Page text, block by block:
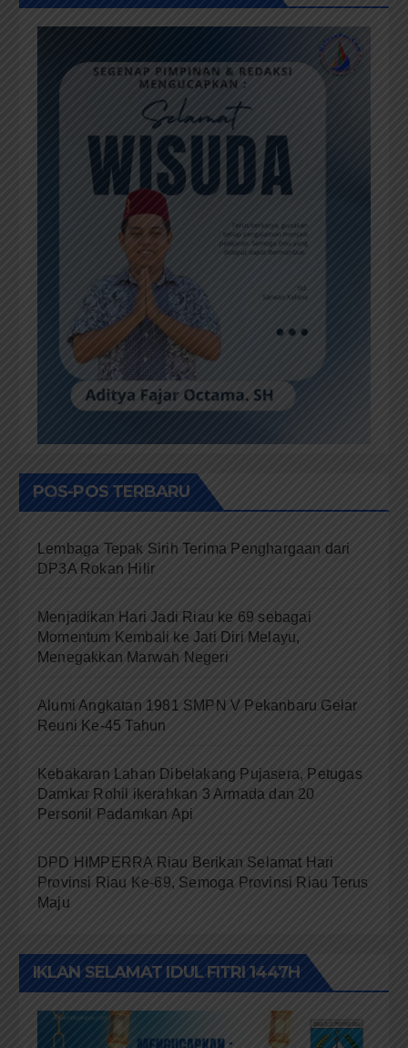
POS-POS TERBARU
Lembaga Tepak Sirih Terima Penghargaan dari
DP3A Rokan Hilir
Menjadikan Hari Jadi Riau ke 69 sebagai
Momentum Kembali ke Jati Diri Melayu,
Menegakkan Marwah Negeri
Alumi Angkatan 1981 SMPN V Pekanbaru Gelar
Reuni Ke-45 Tahun
Kebakaran Lahan Dibelakang Pujasera, Petugas
Damkar Rohil ikerahkan 3 Armada dan 20
Personil Padamkan Api
DPD HIMPERRA Riau Berikan Selamat Hari
Provinsi Riau Ke-69, Semoga Provinsi Riau Terus
Maju
IKLAN SELAMAT IDUL FITRI 1447H